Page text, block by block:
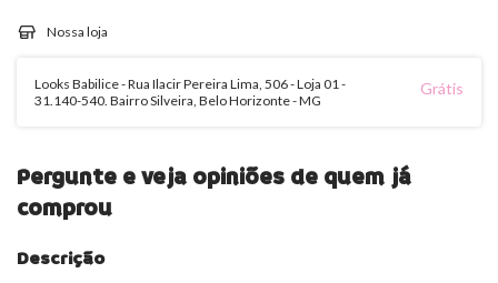
Nossa loja
Looks Babilice - Rua Ilacir Pereira Lima, 506 - Loja 01 -
31.140-540. Bairro Silveira, Belo Horizonte - MG
Grátis
Pergunte e veja opiniões de quem já
comprou
Descrição